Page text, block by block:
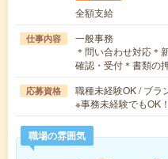
全額支給
仕事内容
一般事務
＊問い合わせ対応＊
確認・受付＊書類の
応募資格
職種未経験OK / ブラ
※事務未経験でもOK！
職場の雰囲気